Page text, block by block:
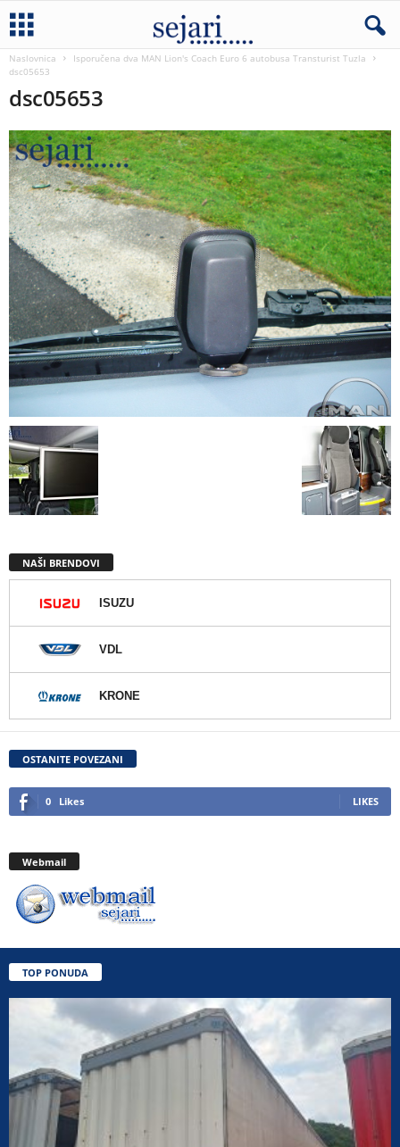
Naslovnica
Isporučena dva MAN Lion's Coach Euro 6 autobusa Transturist Tuzla
dsc05653
dsc05653
NAŠI BRENDOVI
ISUZU
VDL
KRONE
OSTANITE POVEZANI
0 Likes LIKES
Webmail
TOP PONUDA